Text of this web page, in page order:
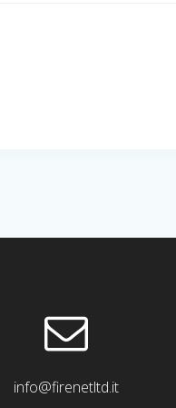
info@firenetltd.it